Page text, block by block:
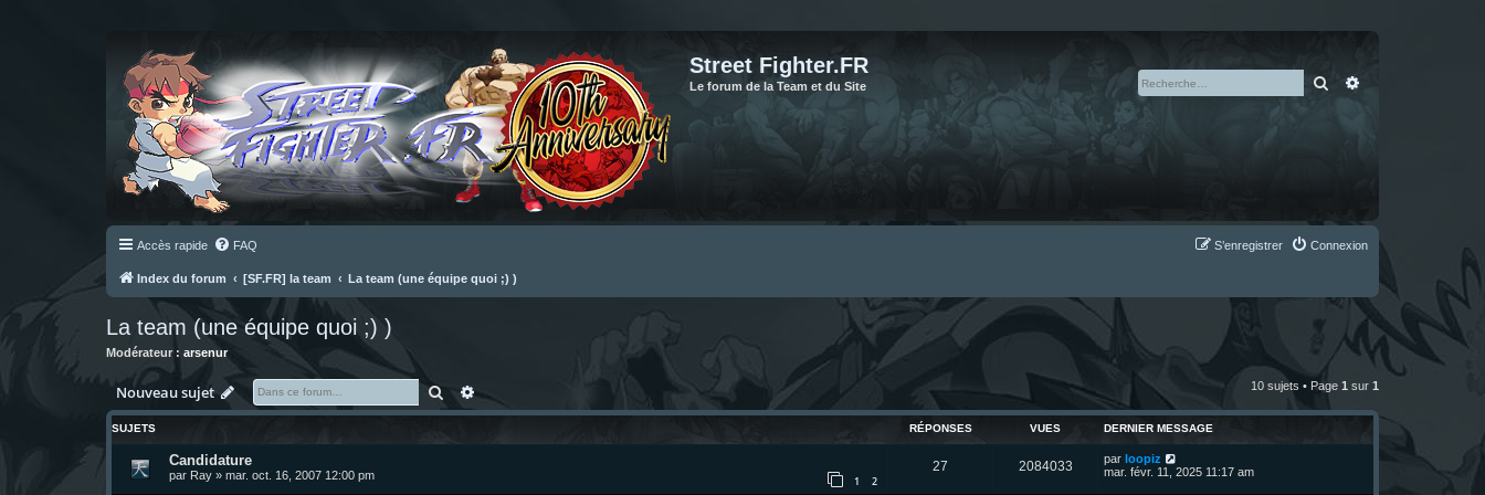
Street Fighter.FR
Le forum de la Team et du Site Rechercher
Accès rapide FAQ Connexion
S’enregistrer
Index du forum [SF.FR] la team La team (une équipe quoi ;) )
La team (une équipe quoi ;) )
Modérateur : arsenur
Nouveau sujet Rechercher 10 sujets • Page 1 sur 1
SUJETS RÉPONSES VUES DERNIER MESSAGE
Candidature
par Ray » mar. oct. 16, 2007 12:00 pm 1 2
27 2084033V
D
e
par loopiz
mar. févr. 11, 2025 11:17 am